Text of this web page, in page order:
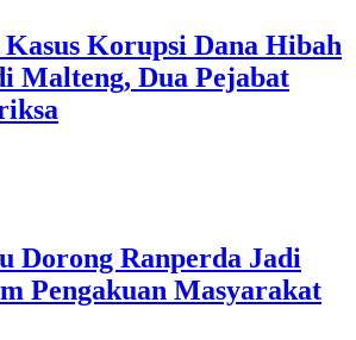
Korupsi Dana Hibah
Malteng, Dua Pejabat
Dorong Ranperda Jadi
Pengakuan Masyarakat